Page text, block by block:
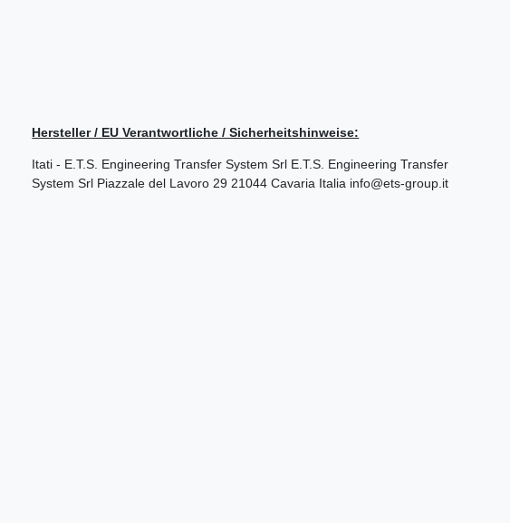
Hersteller / EU Verantwortliche / Sicherheitshinweise:
Itati - E.T.S. Engineering Transfer System Srl E.T.S. Engineering Transfer
System Srl Piazzale del Lavoro 29 21044Cavaria Italia info@ets-group.it